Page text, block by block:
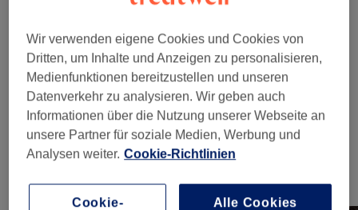
Damen - Haarschnitte & Stylings (4)
Damen - Farbe & Coloration (8) ab 49 €
Herren - Haarschnitte & Stylings ( 3) ab 14 €
Kinder - Haarschnitte & Stylings (2 )
Unsere Arbeit
Bild anklicken für weitere Details
Wir verwenden eigene Cookies und Cookies von
Dritten, um Inhalte und Anzeigen zu personalisieren,
Medienfunktionen bereitzustellen und unseren
Datenverkehr zu analysieren. Wir geben auch
Informationen über die Nutzung unserer Webseite an
unsere Partner für soziale Medien, Werbung und
Analysen weiter. Cookie-Richtlinien
Cookie-
Alle Cookies